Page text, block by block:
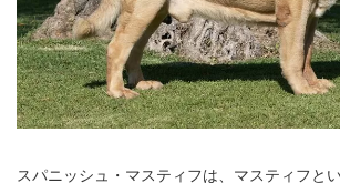
スパニッシュ・マスティフは、マスティフと